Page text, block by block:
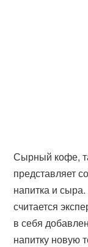
Сырный кофе,
представляет
напитка и
считается
в себя
напитку новую